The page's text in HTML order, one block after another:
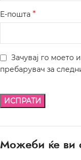
Е-пошта *
Зачувај го моето
пребарувач за
Можеби ќе ви